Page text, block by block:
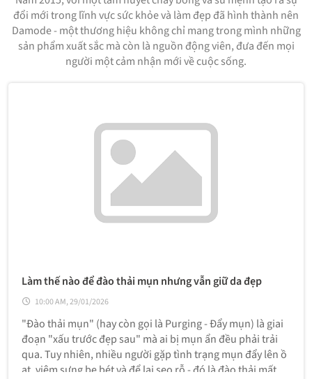
đổi mới trong lĩnh vực sức khỏe và làm đẹp đã hình thành nên
Damode - một thương hiệu không chỉ mang trong mình những
sản phẩm xuất sắc mà còn là nguồn động viên, đưa đến mọi
người một cảm nhận mới về cuộc sống.
Làm thế nào để đào thải mụn nhưng vẫn giữ da đẹp
10:00 AM, 29/01/2026
"Đào thải mụn" (hay còn gọi là Purging - Đẩy mụn) là giai
đoạn "xấu trước đẹp sau" mà ai bị mụn ẩn đều phải trải
qua. Tuy nhiên, nhiều người gặp tình trạng mụn đẩy lên ồ
ạt, viêm sưng be bét và để lại sẹo rỗ - đó là đào thải mất